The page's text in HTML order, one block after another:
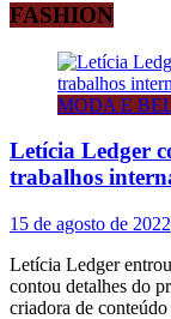
FASHION
MODA E
Letícia Ledger
trabalhos
15 de agosto de 2022
Letícia Ledger
contou detalhes do
criadora de conteúdo